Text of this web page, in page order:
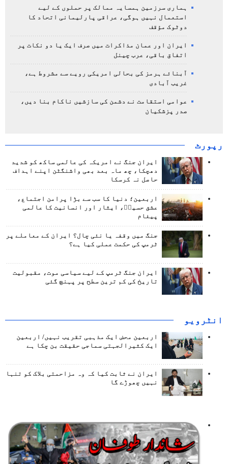
ہماری سرزمین ہمسایہ ممالک پر حملوں کے لیے
استعمال نہیں ہوگی، عراقی پارلیمانی اتحاد کا
دوٹوک مؤقف
ایران اور عمان مذاکرات میں صرف ایک یا دو نکات پر
اتفاق باقی، عرب چینل
آبنائے ہرمز کی بحالی امریکی رویے سے مشروط ہے،
غریب آبادی
عوامی استقامت نے دشمن کی سازشیں ناکام بنا دیں،
صدر پزشکیان
رپورٹ
ایران جنگ نے امریکہ کی عالمی ساکھ کو شدید
دھچکا، چھ ماہ بعد بھی واشنگٹن اپنے اہداف
حاصل نہ کرسکا
اربعین؛ دنیا کا سب سے بڑا پرامن اجتماع،
عشق حسینؑ، ایثار اور انسانیت کا عالمی
پیغام
جنگ میں وقفہ یا نئی چال؟ ایران کے معاملے پر
ٹرمپ کی حکمت عملی کیا ہے؟
ایران جنگ ٹرمپ کے لیے سیاسی موت، مقبولیت
تاریخ کی کم ترین سطح پر پہنچ گئی
انٹرويو
اربعین محض ایک مذہبی تقریب نہیں/ اربعین
ایک کثیرالجہتی سماجی حقیقت بن چکا ہے
ایران نے ثابت کیا کہ وہ مزاحمتی بلاک کو تنہا
نہیں چھوڑے گا